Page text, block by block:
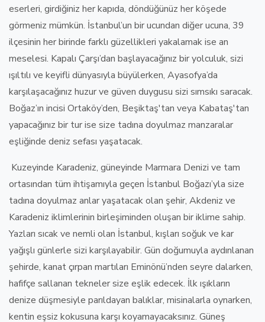
eserleri, girdiğiniz her kapıda, döndüğünüz her köşede
görmeniz mümkün. İstanbul’un bir ucundan diğer ucuna, 39
ilçesinin her birinde farklı güzellikleri yakalamak ise an
meselesi. Kapalı Çarşı’dan başlayacağınız bir yolculuk, sizi
ışıltılı ve keyifli dünyasıyla büyülerken, Ayasofya’da
karşılaşacağınız huzur ve güven duygusu sizi sımsıkı saracak.
Boğaz’ın incisi Ortaköy’den, Beşiktaş'tan veya Kabataş'tan
yapacağınız bir tur ise size tadına doyulmaz manzaralar
eşliğinde deniz sefası yaşatacak.
Kuzeyinde Karadeniz, güneyinde Marmara Denizi ve tam
ortasından tüm ihtişamıyla geçen İstanbul Boğazı’yla size
tadına doyulmaz anlar yaşatacak olan şehir, Akdeniz ve
Karadeniz iklimlerinin birleşiminden oluşan bir iklime sahip.
Yazları sıcak ve nemli olan İstanbul, kışları soğuk ve kar
yağışlı günlerle sizi karşılayabilir. Gün doğumuyla aydınlanan
şehirde, kanat çırpan martıları Eminönü’nden seyre dalarken,
hafifçe sallanan tekneler size eşlik edecek. İlk ışıkların
denize düşmesiyle parıldayan balıklar, misinalarla oynarken,
kentin eşsiz kokusuna karşı koyamayacaksınız. Güneş